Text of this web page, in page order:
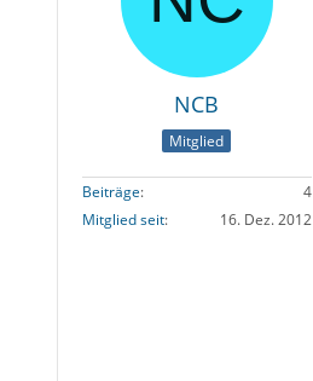
NCB
Mitglied
Beiträge
4
Mitglied seit
16. Dez. 2012